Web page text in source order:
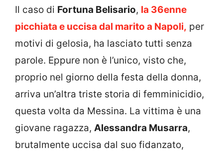
Il caso di Fortuna Belisario, la 36enne
picchiata e uccisa dal marito a Napoli, per
motivi di gelosia, ha lasciato tutti senza
parole. Eppure non è l’unico, visto che,
proprio nel giorno della festa della donna,
arriva un’altra triste storia di femminicidio,
questa volta da Messina. La vittima è una
giovane ragazza, Alessandra Musarra,
brutalmente uccisa dal suo fidanzato,